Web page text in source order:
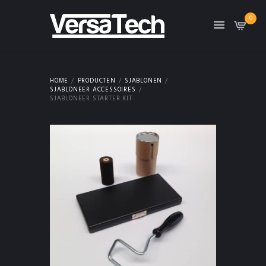
0
HOME PRODUCTEN
SJABLONEN
SJABLONEER ACCESSOIRES
SJABLONEER STARTER KIT